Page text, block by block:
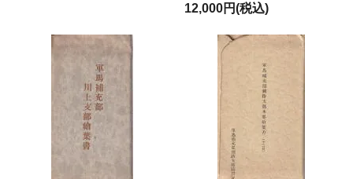
12,000円(税込)